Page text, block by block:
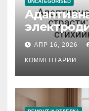
UNCATEGORISED
влияние
тезауруса
АПР 16, 2026
КОММЕНТАРИИ